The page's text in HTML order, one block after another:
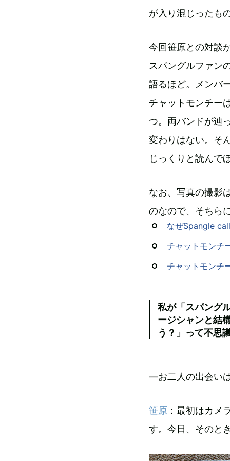
が入り混じったも
今回笹原との対談
スパングルファン
語るほど。メンバ
チャットモンチー
つ。両バンドが辿
変わりはない。そ
じっくりと読んで
なお、写真の撮影
のなので、そちら
なぜSpangle
チャットモンチ
チャットモンチ
私が「スパング
ージシャンと結
う？」って不思
―お二人の出会い
笹原 ：最初はカメ
す。今日、そのと